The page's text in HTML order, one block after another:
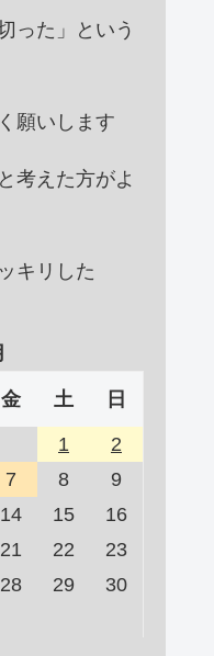
った」という
願いします
考えた方がよ
キリした
金 土 日
1
2
7 8
9
14 15
16
21 22
23
28 29
30